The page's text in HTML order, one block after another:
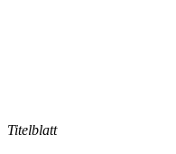
Titelblatt